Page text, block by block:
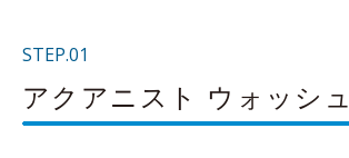
STEP.01
アクアニスト ウォッシュ